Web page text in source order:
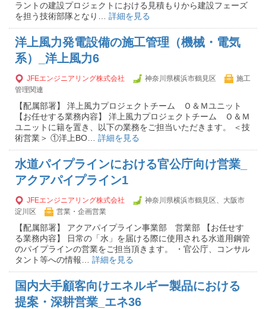
ラントの建設プロジェクトにおける見積もりから建設フェーズ
を担う技術部隊となり… 詳細を見る
洋上風力発電設備の施工管理（機械・電気
系）_洋上風力6
JFEエンジニアリング株式会社 神奈川県横浜市鶴見区
施工
管理関連
【配属部署】 洋上風力プロジェクトチーム Ｏ＆Ｍユニット
【お任せする業務内容】 洋上風力プロジェクトチーム Ｏ＆Ｍ
ユニットに籍を置き、以下の業務をご担当いただきます。 ＜技
術営業＞ ①洋上BO… 詳細を見る
水道パイプラインにおける官公庁向け営業_
アクアパイプライン1
JFEエンジニアリング株式会社
神奈川県横浜市鶴見区、大阪市
淀川区
営業・企画営業
【配属部署】 アクアパイプライン事業部 営業部 【お任せす
る業務内容】 日常の「水」を届ける際に使用される水道用鋼管
のパイプラインの営業をご担当頂きます。 ・官公庁、コンサル
タント等への情報… 詳細を見る
国内大手顧客向けエネルギー製品における
提案・深耕営業_エネ36